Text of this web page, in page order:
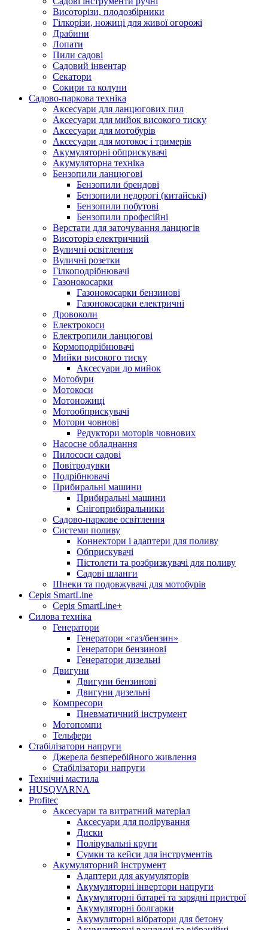
Висоторізи, плодозбірники
Гілкорізи, ножиці для живої огорожі
Драбини
Лопати
Пили садові
Садовий інвентар
Секатори
Сокири та колуни
Садово-паркова техніка
Аксесуари для ланцюгових пил
Аксесуари для мийок високого тиску
Аксесуари для мотобурів
Аксесуари для мотокос і тримерів
Акумуляторні обприскувачі
Акумуляторна техніка
Бензопили ланцюгові
Бензопили брендові
Бензопили недорогі (китайські)
Бензопили побутові
Бензопили професійні
Верстати для заточування ланцюгів
Висоторіз електричний
Вуличні освітлення
Вуличні розетки
Гілкоподрібнювачі
Газонокосарки
Газонокосарки бензинові
Газонокосарки електричні
Дровоколи
Електрокоси
Електропили ланцюгові
Кормоподрібнювачі
Мийки високого тиску
Аксесуари до мийок
Мотобури
Мотокоси
Мотоножиці
Мотообприскувачі
Мотори човнові
Редуктори моторів човнових
Насосне обладнання
Пилососи садові
Повітродувки
Подрібнювачі
Прибиральні машини
Прибиральні машини
Снігоприбиральники
Садово-паркове освітлення
Системи поливу
Коннектори і адаптери для поливу
Обприскувачі
Пістолети та розбризкувачі для поливу
Садові шланги
Шнеки та подовжувачі для мотобурів
Серія SmartLine
Серія SmartLine+
Силова техніка
Генератори
Генератори «газ/бензин»
Генератори бензинові
Генератори дизельні
Двигуни
Двигуни бензинові
Двигуни дизельні
Компресори
Пневматичний інструмент
Мотопомпи
Тельфери
Стабілізатори напруги
Джерела безперебійного живлення
Стабілізатори напруги
Технічні мастила
HUSQVARNA
Profitec
Аксесуари та витратний матеріал
Аксесуари для полірування
Диски
Полірувальні круги
Сумки та кейси для інструментів
Акумуляторний інструмент
Адаптери для акумуляторів
Акумуляторні інвертори напруги
Акумуляторні батареї та зарядні пристрої
Акумуляторні болгарки
Акумуляторні вібратори для бетону